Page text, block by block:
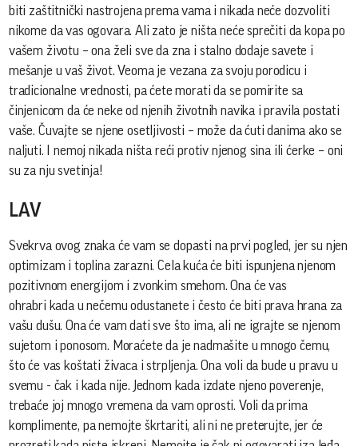
biti zaštitnički nastrojena prema vama i nikada neće dozvoliti
nikome da vas ogovara. Ali zato je ništa neće sprečiti da kopa po
vašem životu – ona želi sve da zna i stalno dodaje savete i
mešanje u vaš život. Veoma je vezana za svoju porodicu i
tradicionalne vrednosti, pa ćete morati da se pomirite sa
činjenicom da će neke od njenih životnih navika i pravila postati
vaše. Čuvajte se njene osetljivosti – može da ćuti danima ako se
naljuti. I nemoj nikada ništa reći protiv njenog sina ili ćerke – oni
su za nju svetinja!
LAV
Svekrva ovog znaka će vam se dopasti na prvi pogled, jer su njen
optimizam i toplina zarazni. Cela kuća će biti ispunjena njenom
pozitivnom energijom i zvonkim smehom. Ona će vas
ohrabri kada u nečemu odustanete i često će biti prava hrana za
vašu dušu. Ona će vam dati sve što ima, ali ne igrajte se njenom
sujetom i ponosom. Moraćete da je nadmašite u mnogo čemu,
što će vas koštati živaca i strpljenja. Ona voli da bude u pravu u
svemu - čak i kada nije. Jednom kada izdate njeno poverenje,
trebaće joj mnogo vremena da vam oprosti. Voli da prima
komplimente, pa nemojte škrtariti, ali ni ne preterujte, jer će